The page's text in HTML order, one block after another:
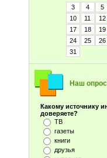
3
4 5
10
11 12
17
18 19
24
25 26
31
Наш опрос
Какому источнику
доверяете?
ТВ
газеты
книги
друзья